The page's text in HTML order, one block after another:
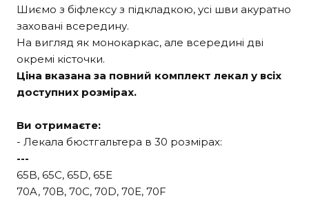
Шиємо з біфлексу з підкладкою, усі шви акуратно
заховані всередину.
На вигляд як монокаркас, але всередині дві
окремі кісточки.
Ціна вказана за повний комплект лекал у всіх
доступних розмірах.
Ви отримаєте:
- Лекала бюстгальтера в 30 розмірах:
---
65B, 65C, 65D, 65E
70A, 70B, 70C, 70D, 70E, 70F